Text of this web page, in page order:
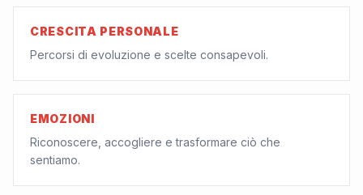
CRESCITA PERSONALE
Percorsi di evoluzione e scelte consapevoli.
EMOZIONI
Riconoscere, accogliere e trasformare ciò che
sentiamo.